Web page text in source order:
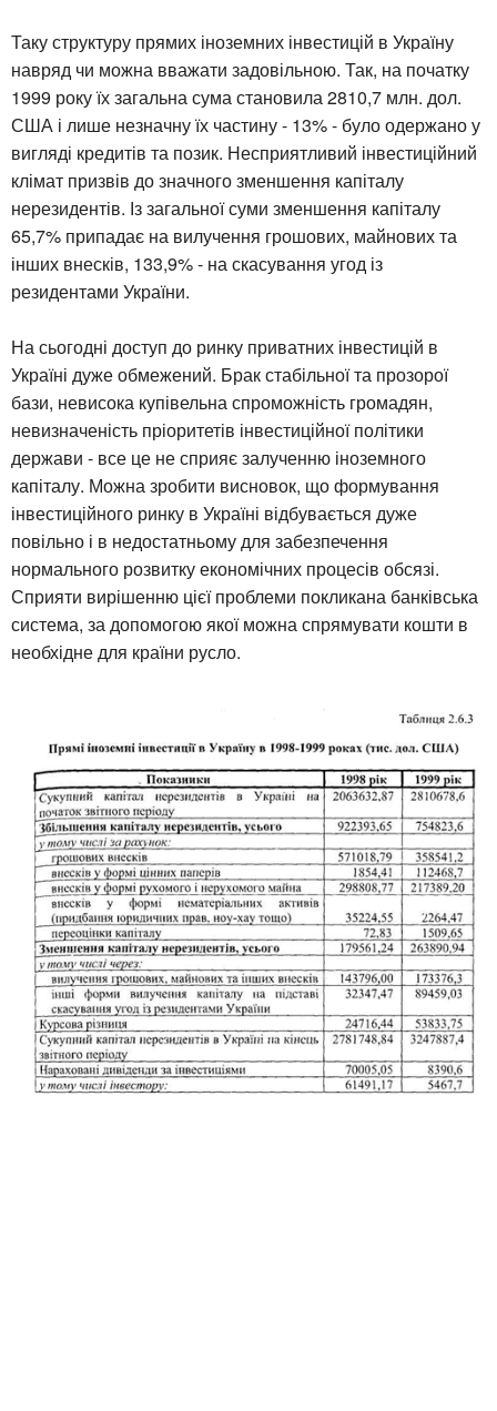
Таку структуру прямих іноземних інвестицій в Україну
навряд чи можна вважати задовільною. Так, на початку
1999 року їх загальна сума становила 2810,7 млн. дол.
США і лише незначну їх частину - 13% - було одержано у
вигляді кредитів та позик. Несприятливий інвестиційний
клімат призвів до значного зменшення капіталу
нерезидентів. Із загальної суми зменшення капіталу
65,7% припадає на вилучення грошових, майнових та
інших внесків, 133,9% - на скасування угод із
резидентами України.
На сьогодні доступ до ринку приватних інвестицій в
Україні дуже обмежений. Брак стабільної та прозорої
бази, невисока купівельна спроможність громадян,
невизначеність пріоритетів інвестиційної політики
держави - все це не сприяє залученню іноземного
капіталу. Можна зробити висновок, що формування
інвестиційного ринку в Україні відбувається дуже
повільно і в недостатньому для забезпечення
нормального розвитку економічних процесів обсязі.
Сприяти вирішенню цієї проблеми покликана банківська
система, за допомогою якої можна спрямувати кошти в
необхідне для країни русло.